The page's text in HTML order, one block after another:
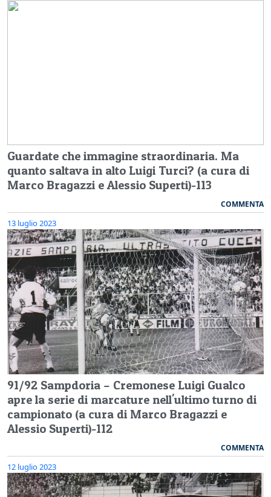
Guardate che immagine straordinaria. Ma
quanto saltava in alto Luigi Turci? (a cura di
Marco Bragazzi e Alessio Superti)-113
COMMENTA
13 luglio 2023
91/92 Sampdoria – Cremonese Luigi Gualco
apre la serie di marcature nell'ultimo turno di
campionato (a cura di Marco Bragazzi e
Alessio Superti)-112
COMMENTA
12 luglio 2023